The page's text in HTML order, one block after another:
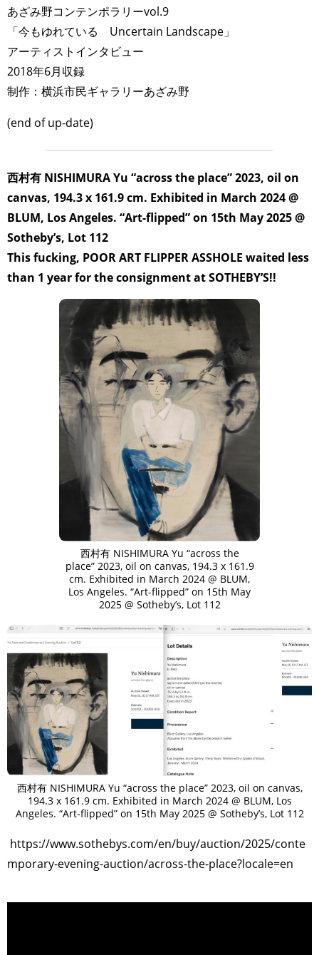
あざみ野コンテンポラリーvol.9
「今もゆれている Uncertain Landscape」
アーティストインタビュー
2018年6月収録
制作：横浜市民ギャラリーあざみ野
(end of up-date)
西村有 NISHIMURA Yu “across the place” 2023, oil on
canvas, 194.3 x 161.9 cm. Exhibited in March 2024 @
BLUM, Los Angeles. “Art-flipped” on 15th May 2025 @
Sotheby’s, Lot 112
This fucking, POOR ART FLIPPER ASSHOLE waited less
than 1 year for the consignment at SOTHEBY’S!!
西村有 NISHIMURA Yu “across the
place” 2023, oil on canvas, 194.3 x 161.9
cm. Exhibited in March 2024 @ BLUM,
Los Angeles. “Art-flipped” on 15th May
2025 @ Sotheby’s, Lot 112
西村有 NISHIMURA Yu “across the place” 2023, oil on canvas,
194.3 x 161.9 cm. Exhibited in March 2024 @ BLUM, Los
Angeles. “Art-flipped” on 15th May 2025 @ Sotheby’s, Lot 112
https://www.sothebys.com/en/buy/auction/2025/conte
mporary-evening-auction/across-the-place?locale=en